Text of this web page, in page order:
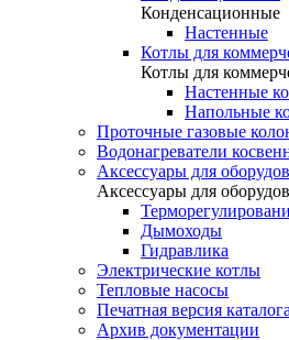
Конденсационные
Настенные
Котлы для
Котлы для
Настенные
Напольные
Проточные газовые
Водонагреватели
Аксессуары для
Аксессуары для
Дымоходы
Гидравлика
Электрические котлы
Тепловые насосы
Печатная версия
Архив документации